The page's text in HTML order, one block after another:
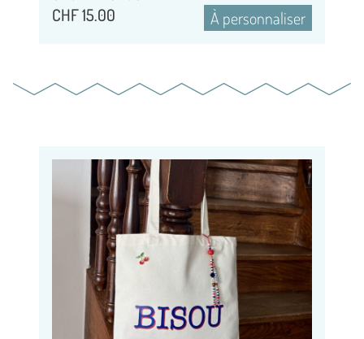
CHF15.00 À personnaliser